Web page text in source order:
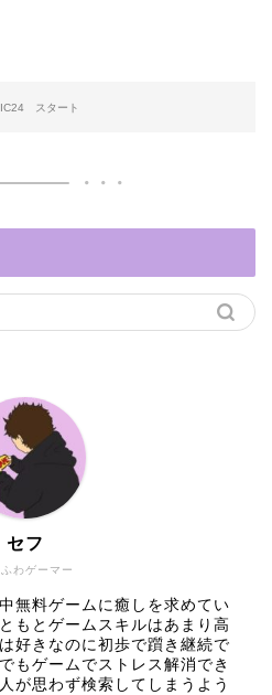
スタート
わゲーマー
セフ
無料ゲームに癒しを求めてい
もとゲームスキルはあまり高
好きなのに初歩で躓き継続で
もゲームでストレス解消でき
が思わず検索してしまうよう